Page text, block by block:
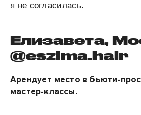
я не согласилась.
Елизавета,
@eszima.hair
Арендует место в бьюти-
мастер-классы.